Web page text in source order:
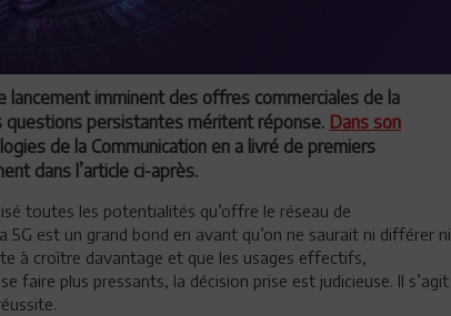
lancement imminent des offres commerciales de la
questions persistantes méritent réponse. Dans son
de la Communication en a livré de premiers
dans l’article ci-après.
toutes les potentialités qu’offre le réseau de
est un grand bond en avant qu’on ne saurait ni différer ni
à croître davantage et que les usages effectifs,
plus pressants, la décision prise est judicieuse. Il s’agit